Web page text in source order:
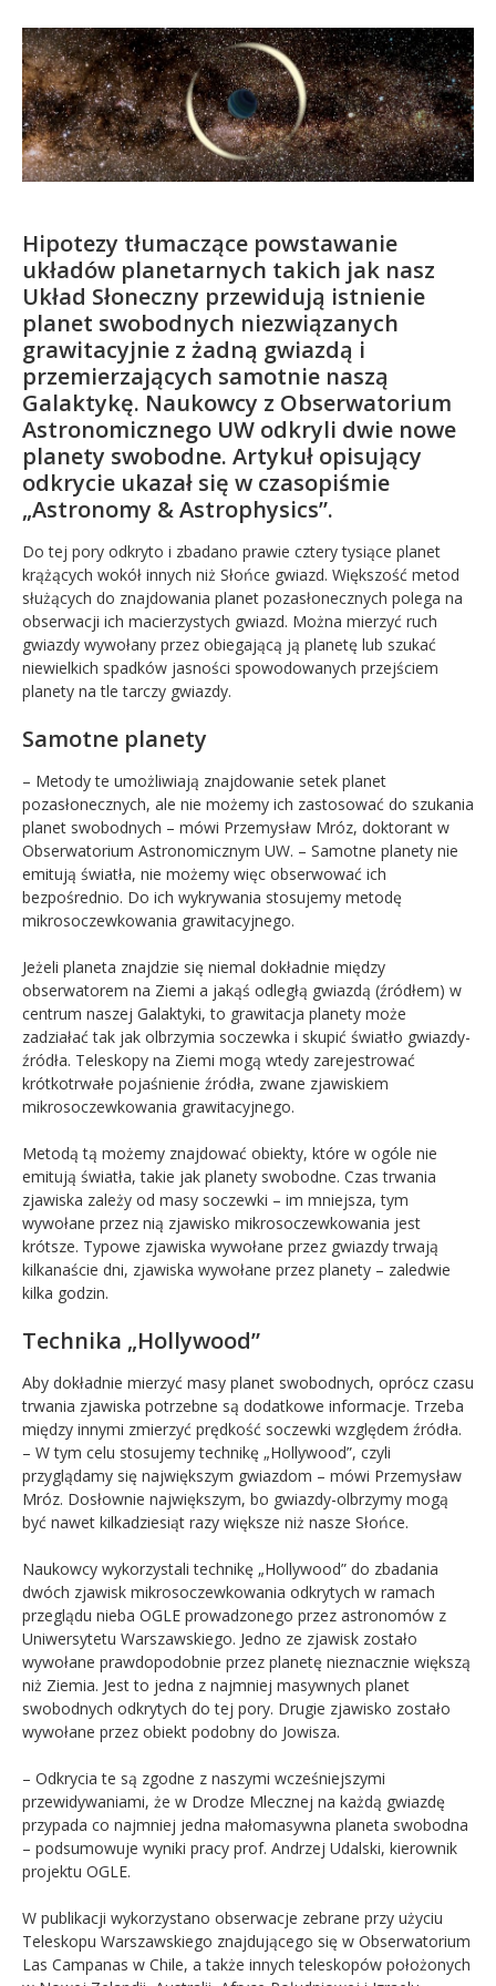
Kandydat
Absolwent
Hipotezy tłumaczące powstawanie
układów planetarnych takich jak nasz
Układ Słoneczny przewidują istnienie
planet swobodnych niezwiązanych
grawitacyjnie z żadną gwiazdą i
przemierzających samotnie naszą
Galaktykę. Naukowcy z Obserwatorium
Astronomicznego UW odkryli dwie nowe
planety swobodne. Artykuł opisujący
odkrycie ukazał się w czasopiśmie
„Astronomy & Astrophysics”.
Do tej pory odkryto i zbadano prawie cztery tysiące planet
krążących wokół innych niż Słońce gwiazd. Większość metod
służących do znajdowania planet pozasłonecznych polega na
obserwacji ich macierzystych gwiazd. Można mierzyć ruch
gwiazdy wywołany przez obiegającą ją planetę lub szukać
niewielkich spadków jasności spowodowanych przejściem
planety na tle tarczy gwiazdy.
Samotne planety
– Metody te umożliwiają znajdowanie setek planet
pozasłonecznych, ale nie możemy ich zastosować do szukania
planet swobodnych – mówi Przemysław Mróz, doktorant w
Obserwatorium Astronomicznym UW. – Samotne planety nie
emitują światła, nie możemy więc obserwować ich
bezpośrednio. Do ich wykrywania stosujemy metodę
mikrosoczewkowania grawitacyjnego.
Jeżeli planeta znajdzie się niemal dokładnie między
obserwatorem na Ziemi a jakąś odległą gwiazdą (źródłem) w
centrum naszej Galaktyki, to grawitacja planety może
zadziałać tak jak olbrzymia soczewka i skupić światło gwiazdy-
źródła. Teleskopy na Ziemi mogą wtedy zarejestrować
krótkotrwałe pojaśnienie źródła, zwane zjawiskiem
mikrosoczewkowania grawitacyjnego.
Metodą tą możemy znajdować obiekty, które w ogóle nie
emitują światła, takie jak planety swobodne. Czas trwania
zjawiska zależy od masy soczewki – im mniejsza, tym
wywołane przez nią zjawisko mikrosoczewkowania jest
krótsze. Typowe zjawiska wywołane przez gwiazdy trwają
kilkanaście dni, zjawiska wywołane przez planety – zaledwie
kilka godzin.
Technika „Hollywood”
Aby dokładnie mierzyć masy planet swobodnych, oprócz czasu
trwania zjawiska potrzebne są dodatkowe informacje. Trzeba
między innymi zmierzyć prędkość soczewki względem źródła.
– W tym celu stosujemy technikę „Hollywood”, czyli
przyglądamy się największym gwiazdom – mówi Przemysław
Mróz. Dosłownie największym, bo gwiazdy-olbrzymy mogą
być nawet kilkadziesiąt razy większe niż nasze Słońce.
Naukowcy wykorzystali technikę „Hollywood” do zbadania
dwóch zjawisk mikrosoczewkowania odkrytych w ramach
przeglądu nieba OGLE prowadzonego przez astronomów z
Uniwersytetu Warszawskiego. Jedno ze zjawisk zostało
wywołane prawdopodobnie przez planetę nieznacznie większą
niż Ziemia. Jest to jedna z najmniej masywnych planet
swobodnych odkrytych do tej pory. Drugie zjawisko zostało
wywołane przez obiekt podobny do Jowisza.
– Odkrycia te są zgodne z naszymi wcześniejszymi
przewidywaniami, że w Drodze Mlecznej na każdą gwiazdę
przypada co najmniej jedna małomasywna planeta swobodna
– podsumowuje wyniki pracy prof. Andrzej Udalski, kierownik
projektu OGLE.
W publikacji wykorzystano obserwacje zebrane przy użyciu
Teleskopu Warszawskiego znajdującego się w Obserwatorium
Las Campanas w Chile, a także innych teleskopów położonych